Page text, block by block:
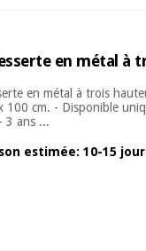
en métal à
en métal à trois
100 cm. - Disponible
3 ans ...
estimée: 10-15